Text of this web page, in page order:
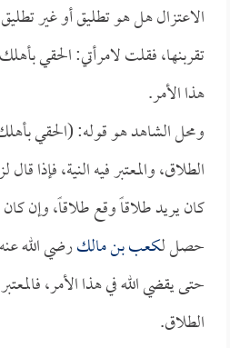
الاعتزال هل هو تطليق أو غير
تقربنها، فقلت لامرأتي: الحقي
هذا الأمر.
ومحل الشاهد هو قوله: (الحقي
الطلاق، والمعتبر فيه النية، فإذا
كان يريد طلاقاً وقع طلاقاً، وإن كان
حصل لـكعب بن مالكرضي الله
حتى يقضي الله في هذا الأمر،
الطلاق.